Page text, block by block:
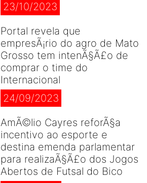
23/10/2023
Portal revela que
empresÃ¡rio do agro de Mato
Grosso tem intenÃ§Ã£o de
comprar o time do
Internacional
24/09/2023
AmÃ©lio Cayres reforÃ§a
incentivo ao esporte e
destina emenda parlamentar
para realizaÃ§Ã£o dos Jogos
Abertos de Futsal do Bico